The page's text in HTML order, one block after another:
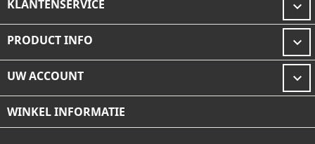
KLANTENSERVICE 
PRODUCT INFO 
UW ACCOUNT 
WINKEL INFORMATIE